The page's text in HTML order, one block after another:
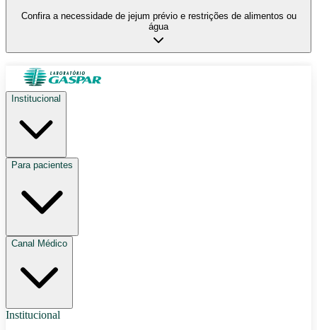
Confira a necessidade de jejum prévio e restrições de alimentos ou
água
Institucional
Para pacientes
Canal Médico
Institucional